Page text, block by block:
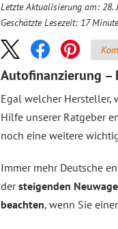
Letzte Aktualisierung am: 28.
Geschätzte Lesezeit: 17
Autofinanzierung –
Egal welcher Hersteller,
Hilfe unserer Ratgeber
noch eine weitere
Immer mehr Deutsche
dersteigenden
beachten, wenn Sie